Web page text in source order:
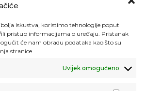
iskustva, koristimo tehnologije poput
pristup informacijama o uređaju. Pristanak
će nam obradu podataka kao što su
stranice.
Uvijek omogućeno